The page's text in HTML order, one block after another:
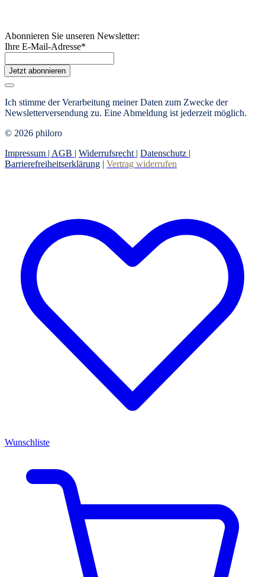
Abonnieren Sie unseren Newsletter:
Ihre E-Mail-Adresse*
Jetzt abonnieren
Ich stimme der Verarbeitung meiner Daten zum Zwecke der
Newsletterversendung zu. Eine Abmeldung ist jederzeit möglich.
© 2026 philoro
Impressum | AGB | Widerrufsrecht | Datenschutz |
Barrierefreiheitserklärung | Vertrag widerrufen
Wunschliste